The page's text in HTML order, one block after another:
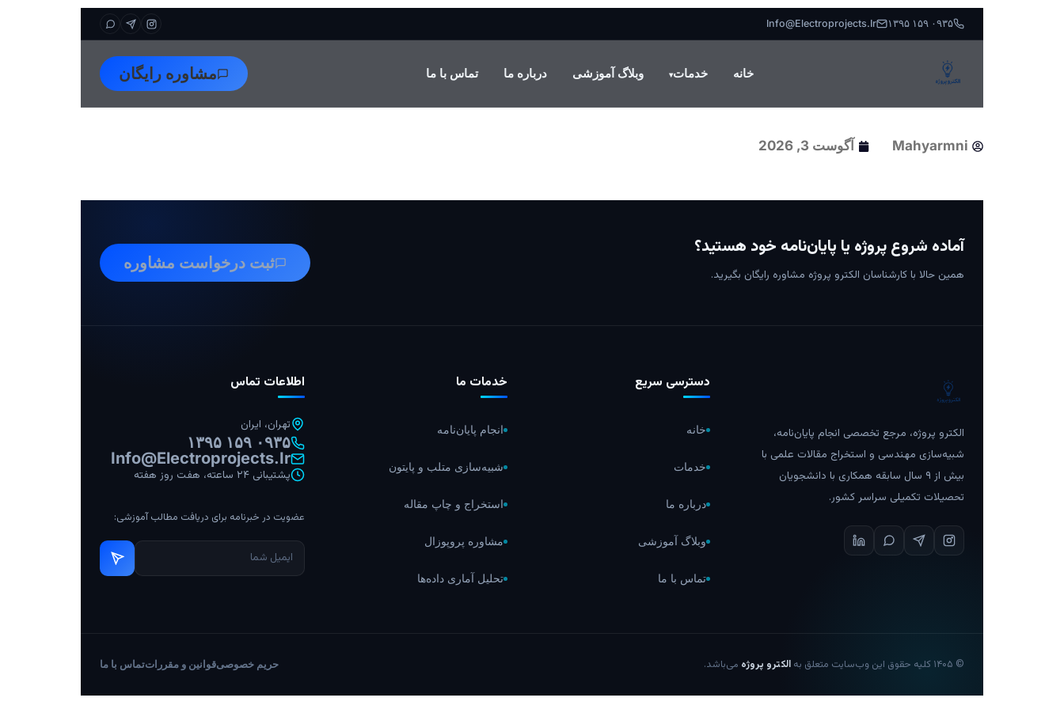
۰۹۳۵ ۱۵۹ ۱۳۹۵ Info@electroprojects.ir
خانه خدمات▾ وبلاگ آموزشی درباره ما تماس با ما مشاوره رایگان
Mahyarmni آگوست 3, 2026
آماده شروع پروژه یا پایان‌نامه خود هستید؟
همین حالا با کارشناسان الکترو پروژه مشاوره رایگان بگیرید.
ثبت درخواست مشاوره
الکترو پروژه، مرجع تخصصی انجام پایان‌نامه،
شبیه‌سازی مهندسی و استخراج مقالات علمی با
بیش از ۹ سال سابقه همکاری با دانشجویان
تحصیلات تکمیلی سراسر کشور.
دسترسی سریع
خانه
خدمات
درباره ما
وبلاگ آموزشی
تماس با ما
خدمات ما
انجام پایان‌نامه
شبیه‌سازی متلب و پایتون
استخراج و چاپ مقاله
مشاوره پروپوزال
تحلیل آماری داده‌ها
اطلاعات تماس
تهران، ایران
۰۹۳۵ ۱۵۹ ۱۳۹۵
Info@electroprojects.ir
پشتیبانی ۲۴ ساعته، هفت روز هفته
عضویت در خبرنامه برای دریافت مطالب آموزشی:
© ۱۴۰۵ کلیه حقوق این وب‌سایت متعلق به الکترو پروژه می‌باشد. حریم خصوصیقوانین و مقرراتتماس با ما